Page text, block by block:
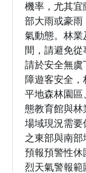
機率，尤其宜
部大雨或豪雨
氣動態。林業
間，請避免從
請於安全無虞
障遊客安全，
平地森林園區
態教育館與林
場域現況需要
之東部與南
預報預警性休
烈天氣警報範